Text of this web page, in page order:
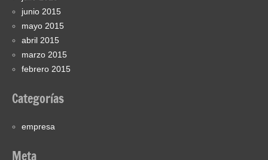
junio 2015
mayo 2015
abril 2015
marzo 2015
febrero 2015
Categorías
empresa
Meta